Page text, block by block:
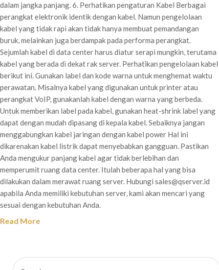
dalam jangka panjang. 6. Perhatikan pengaturan Kabel Berbagai
perangkat elektronik identik dengan kabel. Namun pengelolaan
kabel yang tidak rapi akan tidak hanya membuat pemandangan
buruk, melainkan juga berdampak pada performa perangkat.
Sejumlah kabel di data center harus diatur serapi mungkin, terutama
kabel yang berada di dekat rak server. Perhatikan pengelolaan kabel
berikut ini. Gunakan label dan kode warna untuk menghemat waktu
perawatan. Misalnya kabel yang digunakan untuk printer atau
perangkat VoIP, gunakanlah kabel dengan warna yang berbeda.
Untuk memberikan label pada kabel, gunakan heat-shrink label yang
dapat dengan mudah dipasang di kepala kabel. Sebaiknya jangan
menggabungkan kabel jaringan dengan kabel power Hal ini
dikarenakan kabel listrik dapat menyebabkan gangguan. Pastikan
Anda mengukur panjang kabel agar tidak berlebihan dan
memperumit ruang data center. Itulah beberapa hal yang bisa
dilakukan dalam merawat ruang server. Hubungi sales@qserver.id
apabila Anda memiliki kebutuhan server, kami akan mencari yang
sesuai dengan kebutuhan Anda.
Read More